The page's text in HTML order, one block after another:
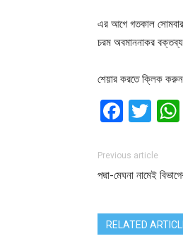
এর আগে গতকাল সোমবার
চরম অবমাননাকর বক্তব্য
শেয়ার করতে ক্লিক করুন
Previous article
পদ্মা-মেঘনা নামেই
RELATED